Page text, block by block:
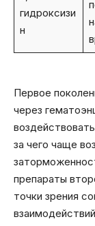
гидроксизи
н
Первое
через
за чего чаще
препараты
точки зрения